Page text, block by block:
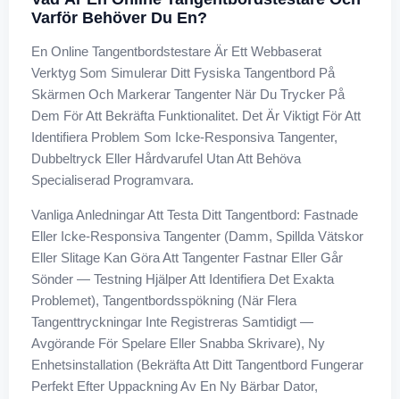
Varför Behöver Du En?
En Online Tangentbordstestare Är Ett Webbaserat
Verktyg Som Simulerar Ditt Fysiska Tangentbord På
Skärmen Och Markerar Tangenter När Du Trycker På
Dem För Att Bekräfta Funktionalitet. Det Är Viktigt För Att
Identifiera Problem Som Icke-Responsiva Tangenter,
Dubbeltryck Eller Hårdvarufel Utan Att Behöva
Specialiserad Programvara.
Vanliga Anledningar Att Testa Ditt Tangentbord: Fastnade
Eller Icke-Responsiva Tangenter (damm, Spillda Vätskor
Eller Slitage Kan Göra Att Tangenter Fastnar Eller Går
Sönder — Testning Hjälper Att Identifiera Det Exakta
Problemet), Tangentbordsspökning (när Flera
Tangenttryckningar Inte Registreras Samtidigt —
Avgörande För Spelare Eller Snabba Skrivare), Ny
Enhetsinstallation (bekräfta Att Ditt Tangentbord Fungerar
Perfekt Efter Uppackning Av En Ny Bärbar Dator,